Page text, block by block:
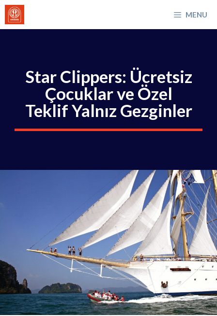
İçeriğe
atla
MENU
Star Clippers: Ücretsiz
Çocuklar ve Özel
Teklif Yalnız Gezginler